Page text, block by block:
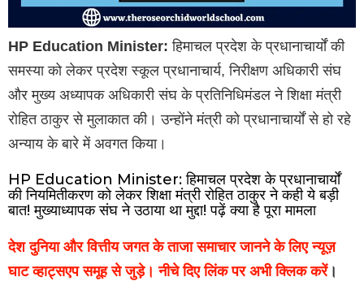
HP Education Minister: हिमाचल प्रदेश के प्रधानाचार्यों की
समस्या को लेकर प्रदेश स्कूल प्रधानाचार्य, निरीक्षण अधिकारी संघ
और मुख्य अध्यापक अधिकारी संघ के प्रतिनिधिमंडल ने शिक्षा मंत्री
रोहित ठाकुर से मुलाकात की। उन्होंने मंत्री को प्रधानाचार्यों से हो रहे
अन्याय के बारे में अवगत किया।
HP Education Minister: हिमाचल प्रदेश के प्रधानाचार्यों
की नियमितीकरण को लेकर शिक्षा मंत्री रोहित ठाकुर ने कही ये बड़ी
बात! मुख्याध्यापक संघ ने उठाया था मुद्दा! पढ़ें क्या है पूरा मामला
देश दुनिया और वित्तीय जगत के ताजा समाचार जानने के लिए न्यूज़
घाट व्हाट्सएप समूह से जुड़े। नीचे दिए लिंक पर अभी क्लिक करें।